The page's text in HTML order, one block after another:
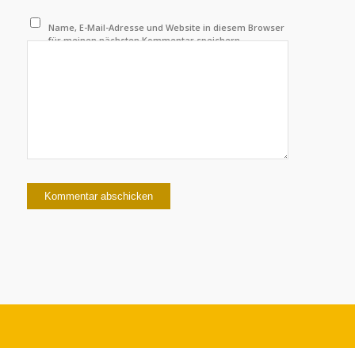
Name, E-Mail-Adresse und Website in diesem Browser
für meinen nächsten Kommentar speichern.